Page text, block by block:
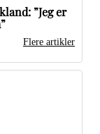
”Jeg er
Flere artikler